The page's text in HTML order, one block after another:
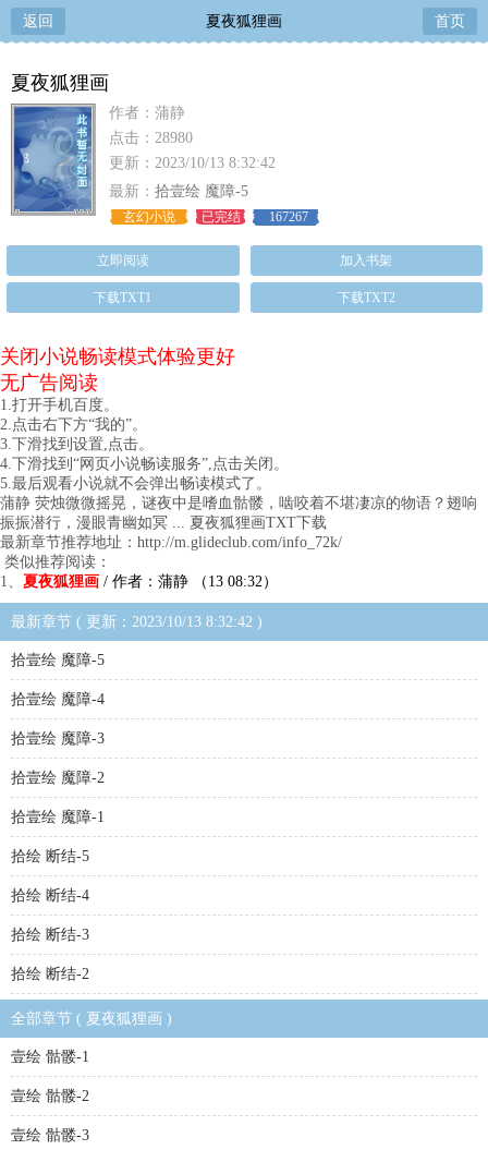
返回 夏夜狐狸画 首页
夏夜狐狸画
作者：蒲静
点击：28980
更新：2023/10/13 8:32:42
最新： 拾壹绘 魔障-5
玄幻小说 已完结 167267
立即阅读 加入书架
下载TXT1 下载TXT2
关闭小说畅读模式体验更好
无广告阅读
1.打开手机百度。
2.点击右下方“我的”。
3.下滑找到设置,点击。
4.下滑找到“网页小说畅读服务”,点击关闭。
5.最后观看小说就不会弹出畅读模式了。
蒲静 荧烛微微摇晃，谜夜中是嗜血骷髅，啮咬着不堪凄凉的物语？翅响
振振潜行，漫眼青幽如冥 ... 夏夜狐狸画TXT下载
最新章节推荐地址：http://m.glideclub.com/info_72k/
类似推荐阅读：
1、 夏夜狐狸画 / 作者：蒲静 （13 08:32）
最新章节 ( 更新：2023/10/13 8:32:42 )
拾壹绘 魔障-5
拾壹绘 魔障-4
拾壹绘 魔障-3
拾壹绘 魔障-2
拾壹绘 魔障-1
拾绘 断结-5
拾绘 断结-4
拾绘 断结-3
拾绘 断结-2
全部章节 ( 夏夜狐狸画 )
壹绘 骷髅-1
壹绘 骷髅-2
壹绘 骷髅-3